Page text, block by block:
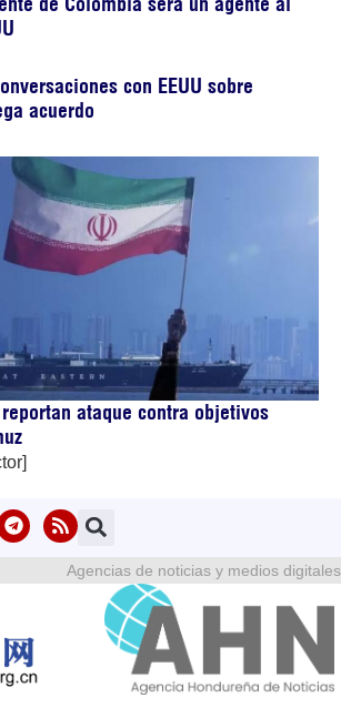
con EEUU sobre
acuerdo
ataque contra objetivos
Agencias de noticias y medios digitales